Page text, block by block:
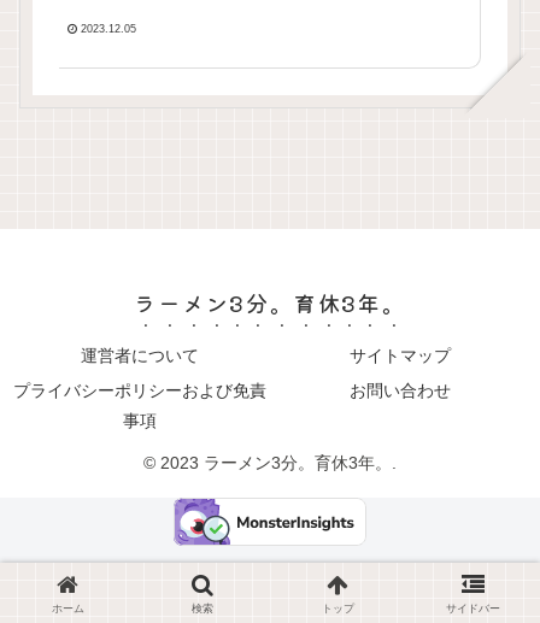
2023.12.05
ラーメン3分。育休3年。
運営者について
サイトマップ
プライバシーポリシーおよび免責
事項
お問い合わせ
© 2023 ラーメン3分。育休3年。.
ホーム 検索 トップ サイドバー